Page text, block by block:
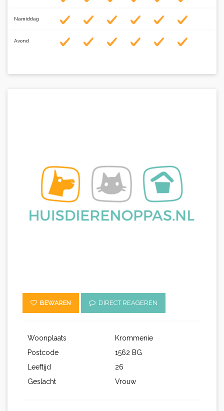
Namiddag
Avond
BEWAREN DIRECT REAGEREN
Woonplaats
Krommenie
Postcode
1562 BG
Leeftijd
26
Geslacht
Vrouw